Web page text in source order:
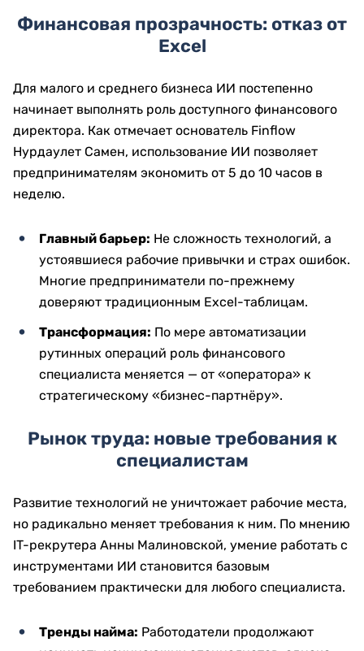
Финансовая прозрачность: отказ от
Excel
Для малого и среднего бизнеса ИИ постепенно
начинает выполнять роль доступного финансового
директора. Как отмечает основатель Finflow
Нурдаулет Самен, использование ИИ позволяет
предпринимателям экономить от 5 до 10 часов в
неделю.
Главный барьер: Не сложность технологий, а
устоявшиеся рабочие привычки и страх ошибок.
Многие предприниматели по-прежнему
доверяют традиционным Excel-таблицам.
Трансформация: По мере автоматизации
рутинных операций роль финансового
специалиста меняется — от «оператора» к
стратегическому «бизнес-партнёру».
Рынок труда: новые требования к
специалистам
Развитие технологий не уничтожает рабочие места,
но радикально меняет требования к ним. По мнению
IT-рекрутера Анны Малиновской, умение работать с
инструментами ИИ становится базовым
требованием практически для любого специалиста.
Тренды найма: Работодатели продолжают